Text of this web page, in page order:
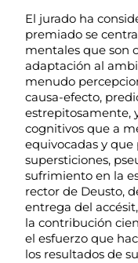
El jurado ha
premiado se
mentales que son
adaptación al
menudo
causa-efecto,
estrepitosamente,
cognitivos que a
equivocadas y
supersticiones,
sufrimiento en la
rector de Deusto,
entrega del
la contribución
el esfuerzo que
los resultados de